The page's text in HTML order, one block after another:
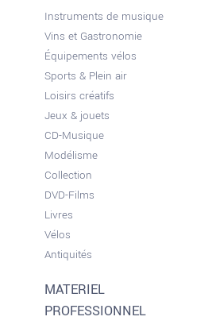
Instruments de musique
Vins et Gastronomie
Équipements vélos
Sports & Plein air
Loisirs créatifs
Jeux & jouets
CD-Musique
Modélisme
Collection
DVD-Films
Livres
Vélos
Antiquités
MATERIEL
PROFESSIONNEL